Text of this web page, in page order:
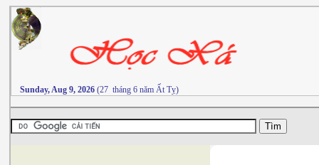
Sunday, Aug 9, 2026 (27 tháng 6 năm Ất Tỵ)